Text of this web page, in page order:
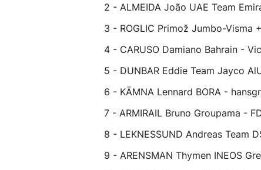
2 - ALMEIDA João UAE Team
3 - ROGLIC Primož Jumbo-Visma
4 - CARUSO Damiano Bahrain -
5 - DUNBAR Eddie Team Jayco
6 - KÄMNA Lennard BORA -
7 - ARMIRAIL Bruno Groupama -
8 - LEKNESSUND Andreas Team
9 - ARENSMAN Thymen INEOS